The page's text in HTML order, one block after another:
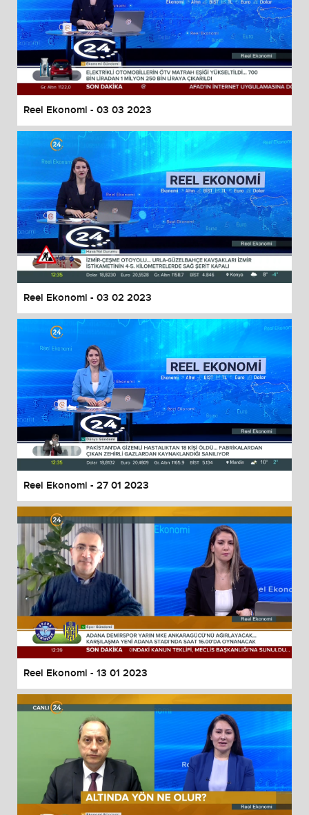
Reel Ekonomi - 03 03 2023
Reel Ekonomi - 03 02 2023
Reel Ekonomi - 27 01 2023
Reel Ekonomi - 13 01 2023